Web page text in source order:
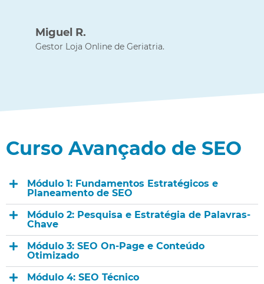
Miguel R.
Gestor Loja Online de Geriatria.
Curso Avançado de SEO
Módulo 1: Fundamentos Estratégicos e
Planeamento de SEO
Módulo 2: Pesquisa e Estratégia de Palavras-
Chave
Módulo 3: SEO On-Page e Conteúdo
Otimizado
Módulo 4: SEO Técnico